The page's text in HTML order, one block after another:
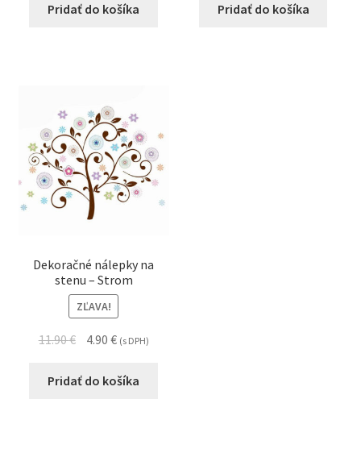
Pridať do košíka Pridať do košíka
Dekoračné nálepky na
stenu – Strom
ZĽAVA!
11.90€ 4.90 € (s DPH)
Pridať do košíka